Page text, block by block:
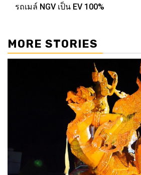
รถเมล์ NGV เป็น EV 100%
MORE STORIES